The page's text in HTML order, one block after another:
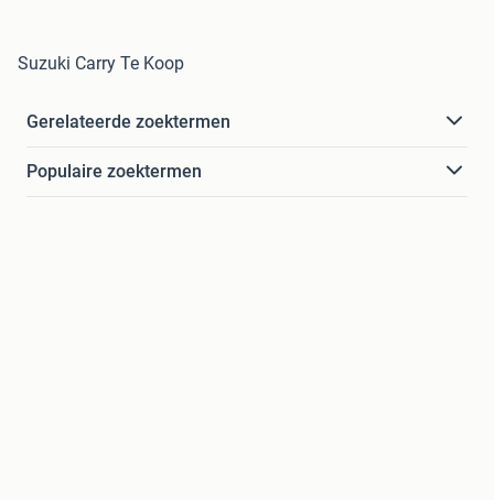
Suzuki Carry Te Koop
Gerelateerde zoektermen
Populaire zoektermen